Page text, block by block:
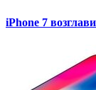
iPhone 7